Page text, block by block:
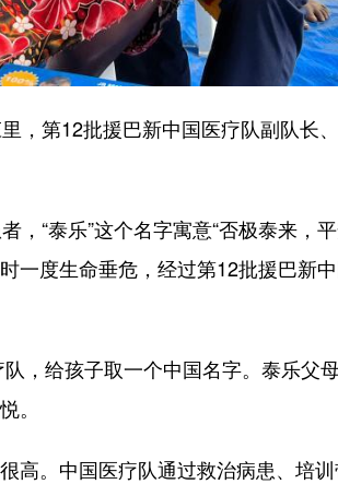
第12批援巴新中国医疗队副队长
“泰乐”这个名字寓意“否极泰来，
一度生命垂危，经过第12批援巴新
给孩子取一个中国名字。泰乐父
。
。中国医疗队通过救治病患、培训